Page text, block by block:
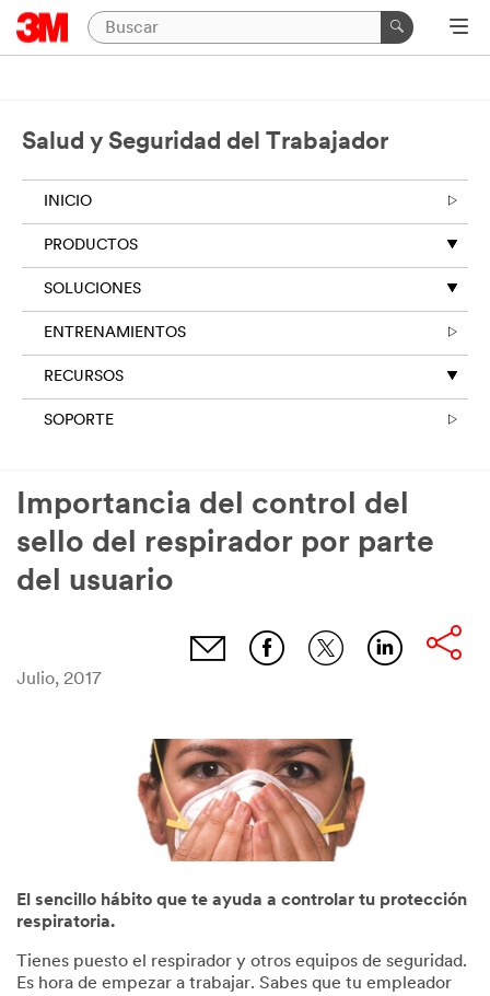
Salud y Seguridad del Trabajador
INICIO
PRODUCTOS
SOLUCIONES
ENTRENAMIENTOS
RECURSOS
SOPORTE
Importancia del control del
sello del respirador por parte
del usuario
Julio, 2017
El sencillo hábito que te ayuda a controlar tu protección
respiratoria.
Tienes puesto el respirador y otros equipos de seguridad.
Es hora de empezar a trabajar. Sabes que tu empleador